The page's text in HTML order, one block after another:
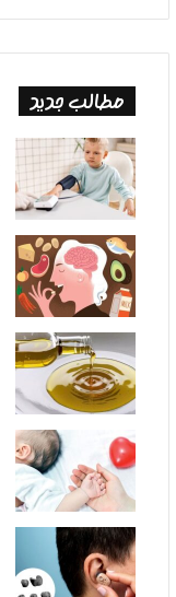
مطالب جدید